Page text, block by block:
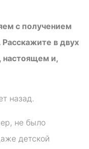
с получением
Расскажите в двух
настоящем и,
назад.
не было
детской